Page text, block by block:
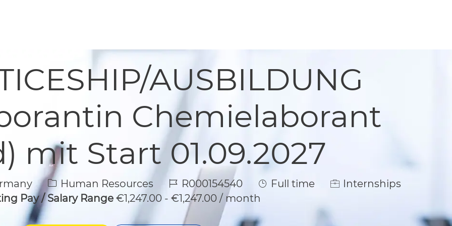
AUSBILDUNG
Chemielaborant
mit Start 01.09.2027
Category
Human Resources Job Id
R000154540 Job Type
Full time
Internships
Pay / Salary Range €1,247.00 - €1,247.00 / month